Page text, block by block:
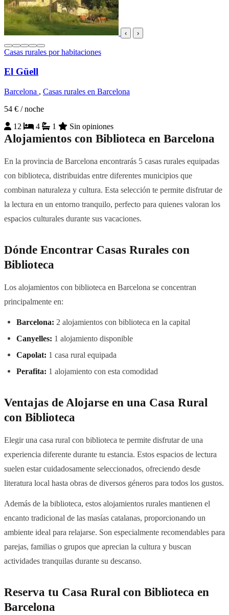
‹ ›
Casas rurales por habitaciones
El Güell
Barcelona , Casas rurales en Barcelona
54 € / noche
12
4 1 Sin opiniones
Alojamientos con Biblioteca en Barcelona
En la provincia de Barcelona encontrarás 5 casas rurales equipadas
con biblioteca, distribuidas entre diferentes municipios que
combinan naturaleza y cultura. Esta selección te permite disfrutar de
la lectura en un entorno tranquilo, perfecto para quienes valoran los
espacios culturales durante sus vacaciones.
Dónde Encontrar Casas Rurales con
Biblioteca
Los alojamientos con biblioteca en Barcelona se concentran
principalmente en:
Barcelona: 2 alojamientos con biblioteca en la capital
Canyelles: 1 alojamiento disponible
Capolat: 1 casa rural equipada
Perafita: 1 alojamiento con esta comodidad
Ventajas de Alojarse en una Casa Rural
con Biblioteca
Elegir una casa rural con biblioteca te permite disfrutar de una
experiencia diferente durante tu estancia. Estos espacios de lectura
suelen estar cuidadosamente seleccionados, ofreciendo desde
literatura local hasta obras de diversos géneros para todos los gustos.
Además de la biblioteca, estos alojamientos rurales mantienen el
encanto tradicional de las masías catalanas, proporcionando un
ambiente ideal para relajarse. Son especialmente recomendables para
parejas, familias o grupos que aprecian la cultura y buscan
actividades tranquilas durante su descanso.
Reserva tu Casa Rural con Biblioteca en
Barcelona